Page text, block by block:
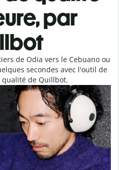
par
de Odia vers le Cebuano ou
secondes avec l'outil de
de Quillbot.